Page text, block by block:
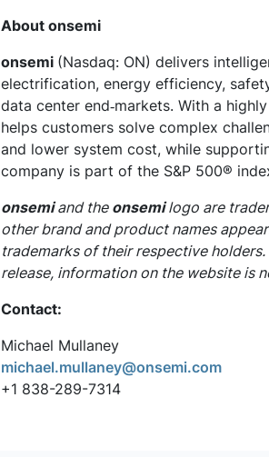
About onsemi
onsemi (Nasdaq: ON) delivers
electrification, energy efficiency,
data center end‑markets. With a
helps customers solve complex
and lower system cost, while
company is part of the S&P 500®
onsemiand the onsemilogo are
other brand and product names
trademarks of their respective
release, information on the website is
Contact:
Michael Mullaney
michael.mullaney@onsemi.com
+1 838-289-7314